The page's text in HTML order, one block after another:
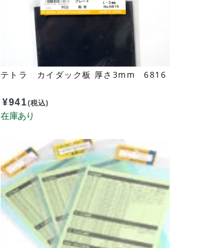
テトラ カイダック板 厚さ3mm 6816
¥941(税込)